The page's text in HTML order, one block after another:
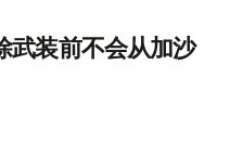
武装前不会从加沙